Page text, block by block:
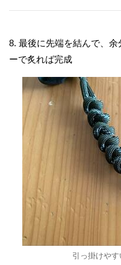
8. 最後に先端を結んで、
ーで炙れば完成
引っ掛けや